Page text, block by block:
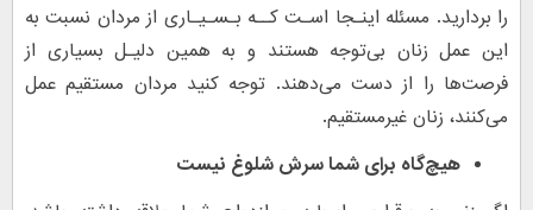
را بردارید. مسئله اینـجا اسـت کــه بـسـیـاری از مردان نسبت به
این عمل زنان بی‌توجه هستند و به همین دلیـل بسیاری از
فرصت‌ها را از دست می‌دهند. توجه کنید مردان مستقیم عمل
می‌کنند، زنان غیرمستقیم.
هیچ‌گاه برای شما سرش شلوغ نیست